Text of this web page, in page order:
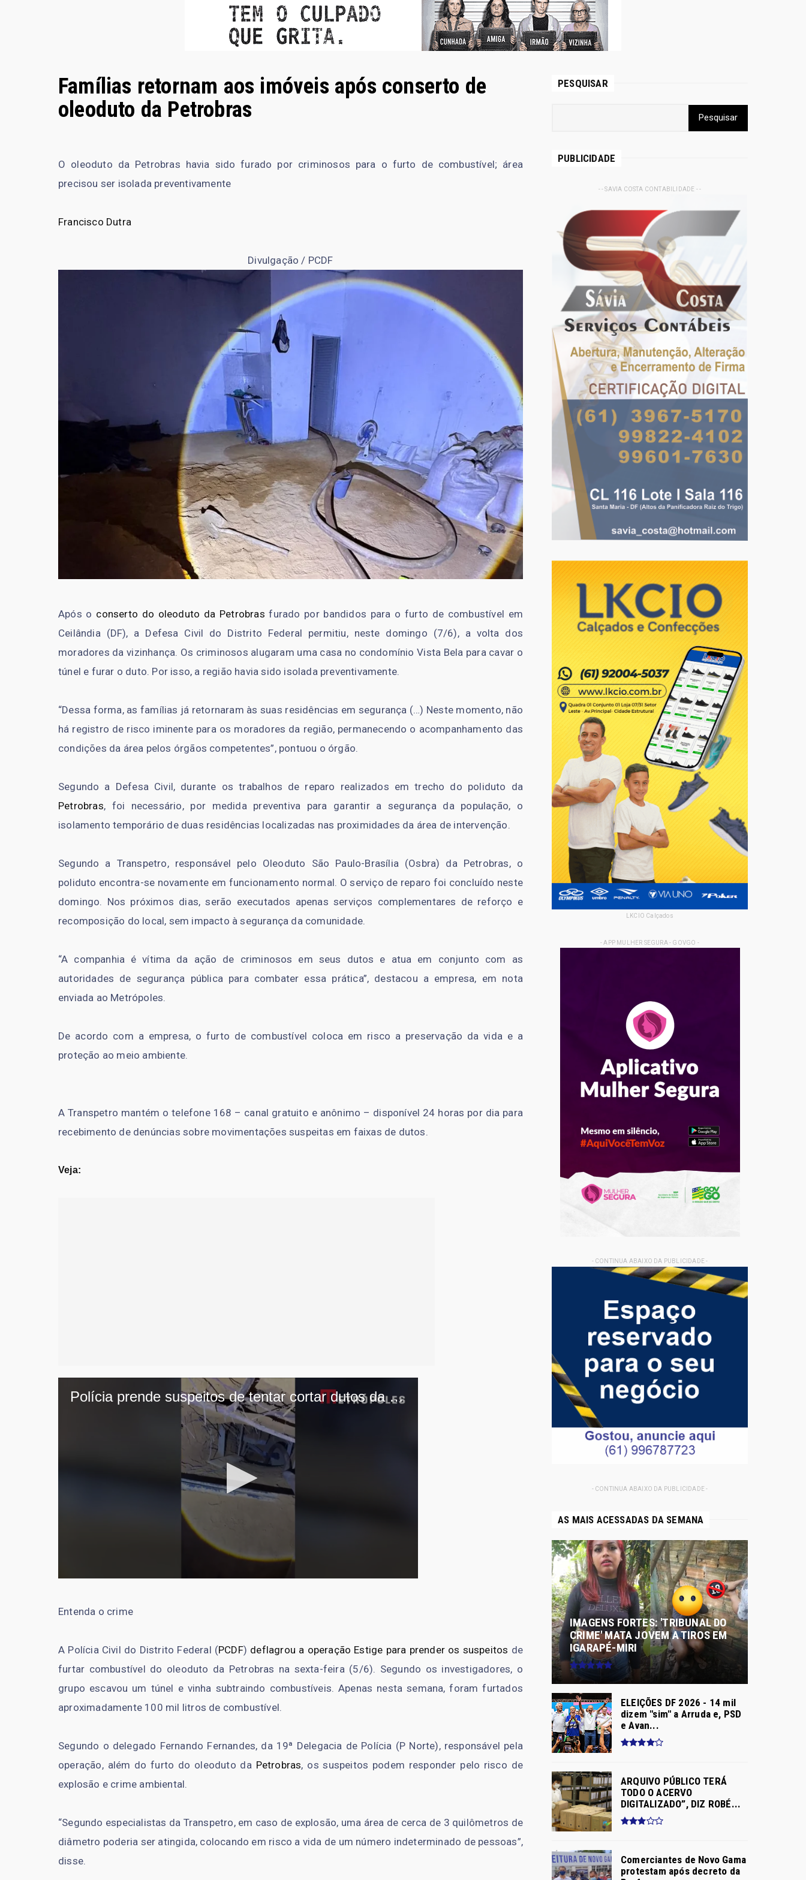
Famílias retornam aos imóveis após conserto de
oleoduto da Petrobras
O oleoduto da Petrobras havia sido furado por criminosos para o furto de combustível; área
precisou ser isolada preventivamente
Francisco Dutra
Divulgação / PCDF
Após o conserto do oleoduto da Petrobrasfurado por bandidos para o furto de combustível em
Ceilândia (DF), a Defesa Civil do Distrito Federal permitiu, neste domingo (7/6), a volta dos
moradores da vizinhança. Os criminosos alugaram uma casa no condomínio Vista Bela para cavar o
túnel e furar o duto. Por isso, a região havia sido isolada preventivamente.
“Dessa forma, as famílias já retornaram às suas residências em segurança (…) Neste momento, não
há registro de risco iminente para os moradores da região, permanecendo o acompanhamento das
condições da área pelos órgãos competentes”, pontuou o órgão.
Segundo a Defesa Civil, durante os trabalhos de reparo realizados em trecho do poliduto da
Petrobras, foi necessário, por medida preventiva para garantir a segurança da população, o
isolamento temporário de duas residências localizadas nas proximidades da área de intervenção.
Segundo a Transpetro, responsável pelo Oleoduto São Paulo-Brasília (Osbra) da Petrobras, o
poliduto encontra-se novamente em funcionamento normal. O serviço de reparo foi concluído neste
domingo. Nos próximos dias, serão executados apenas serviços complementares de reforço e
recomposição do local, sem impacto à segurança da comunidade.
“A companhia é vítima da ação de criminosos em seus dutos e atua em conjunto com as
autoridades de segurança pública para combater essa prática”, destacou a empresa, em nota
enviada ao Metrópoles.
De acordo com a empresa, o furto de combustível coloca em risco a preservação da vida e a
proteção ao meio ambiente.
A Transpetro mantém o telefone 168 – canal gratuito e anônimo – disponível 24 horas por dia para
recebimento de denúncias sobre movimentações suspeitas em faixas de dutos.
Veja:
Entenda o crime
A Polícia Civil do Distrito Federal (PCDF) deflagrou a operação Estige para prender os suspeitos de
furtar combustível do oleoduto da Petrobras na sexta-feira (5/6). Segundo os investigadores, o
grupo escavou um túnel e vinha subtraindo combustíveis. Apenas nesta semana, foram furtados
aproximadamente 100 mil litros de combustível.
Segundo o delegado Fernando Fernandes, da 19ª Delegacia de Polícia (P Norte), responsável pela
operação, além do furto do oleoduto da Petrobras, os suspeitos podem responder pelo risco de
explosão e crime ambiental.
“Segundo especialistas da Transpetro, em caso de explosão, uma área de cerca de 3 quilômetros de
diâmetro poderia ser atingida, colocando em risco a vida de um número indeterminado de pessoas”,
disse.
PESQUISAR
PUBLICIDADE
- - SAVIA COSTA CONTABILIDADE - -
LKCIO Calçados
- APP MULHER SEGURA - GOVGO -
- CONTINUA ABAIXO DA PUBLICIDADE -
- CONTINUA ABAIXO DA PUBLICIDADE -
AS MAIS ACESSADAS DA SEMANA
IMAGENS FORTES: 'TRIBUNAL DO
CRIME' MATA JOVEM A TIROS EM
IGARAPÉ-MIRI
ELEIÇÕES DF 2026 - 14 mil
dizem "sim" a Arruda e, PSD
e Avan...
ARQUIVO PÚBLICO TERÁ
TODO O ACERVO
DIGITALIZADO”, DIZ ROBÉ...
Comerciantes de Novo Gama
protestam após decreto da